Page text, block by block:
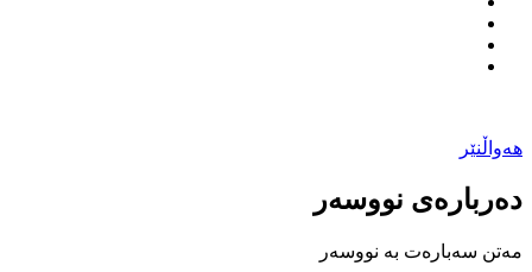
هەواڵنێر
دەربارەی نووسەر
مەتن سەبارەت بە نووسەر